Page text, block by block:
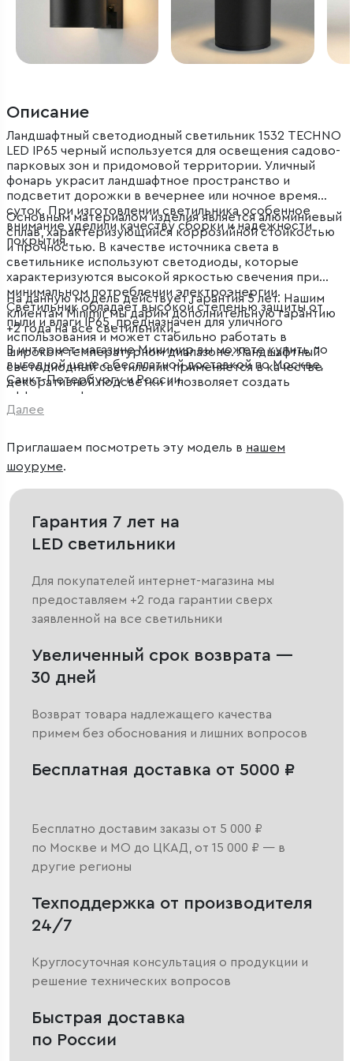
Описание
Ландшафтный светодиодный светильник 1532 TECHNO
LED IP65 черный используется для освещения садово-
парковых зон и придомовой территории. Уличный
фонарь украсит ландшафтное пространство и
подсветит дорожки в вечернее или ночное время
суток. При изготовлении светильника особенное
внимание уделили качеству сборки и надежности
покрытия.
Основным материалом изделия является алюминиевый
сплав, характеризующийся коррозийной стойкостью
и прочностью. В качестве источника света в
светильнике используют светодиоды, которые
характеризуются высокой яркостью свечения при
минимальном потреблении электроэнергии.
Светильник обладает высокой степенью защиты от
пыли и влаги IP65, предназначен для уличного
использования и может стабильно работать в
широком температурном диапазоне. Ландшафтный
светодиодный светильник применяется в качестве
декоративной подсветки и позволяет создать
эффектное функциональное освещение на дачных
участках, в парках и скверах.
На данную модель действует гарантия 5 лет. Нашим
клиентам Minimir мы дарим дополнительную гарантию
+2 года на все светильники.
В интернет-магазине Минимир вы можете купить по
выгодной цене с бесплатной доставкой по Москве,
Санкт-Петербургу и России.
Далее
Приглашаем посмотреть эту модель в нашем
шоуруме.
Гарантия 7 лет на
LED светильники
Для покупателей интернет-магазина мы
предоставляем +2 года гарантии сверх
заявленной на все светильники
Увеличенный срок возврата —
30 дней
Возврат товара надлежащего качества
примем без обоснования и лишних вопросов
Бесплатная доставка от 5000 ₽
Бесплатно доставим заказы от 5 000 ₽
по Москве и МО до ЦКАД, от 15 000 ₽ — в
другие регионы
Техподдержка от производителя
24/7
Круглосуточная консультация о продукции и
решение технических вопросов
Быстрая доставка
по России